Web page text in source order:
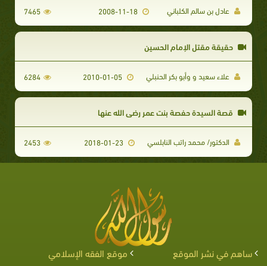
عادل بن سالم الكلباني 7465
حقيقة مقتل الإمام الحسين
علاء سعيد و وأبو بكر الحنبلي 6284
قصة السيدة حفصة بنت عمر رضي الله عنها
الدكتور/ محمد راتب النابلسي 2018-01-23
2453
ساهم في نشر الموقع
موقع الفقه الإسلامي